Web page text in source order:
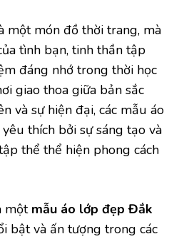
một món đồ thời trang, mà
tình bạn, tinh thần tập
đáng nhớ trong thời học
giao thoa giữa bản sắc
và sự hiện đại, các mẫu áo
thích bởi sự sáng tạo và
thể thể hiện phong cách
một mẫu áo lớp đẹp Đắk
bật và ấn tượng trong các